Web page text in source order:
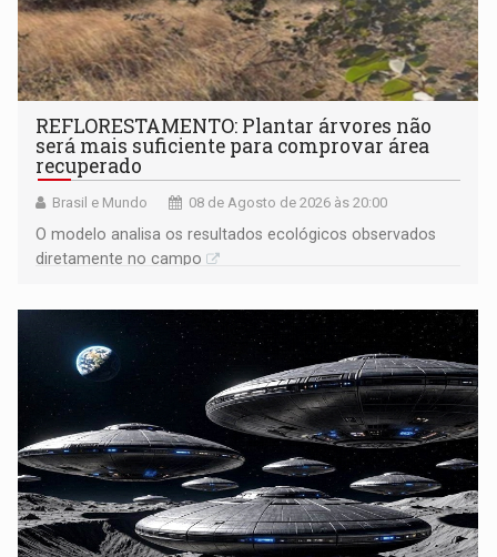
REFLORESTAMENTO: Plantar árvores não
será mais suficiente para comprovar área
recuperado
Brasil e Mundo 08 de Agosto de 2026 às 20:00
O modelo analisa os resultados ecológicos observados
diretamente no campo